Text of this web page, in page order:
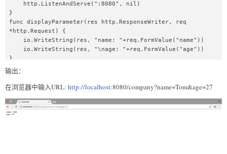
}
func displayParameter(res http.ResponseWriter, req
*http.Request) {
}
输出：
在浏览器中输入URL: http://localhost:8080/company?name=Tom&age=27